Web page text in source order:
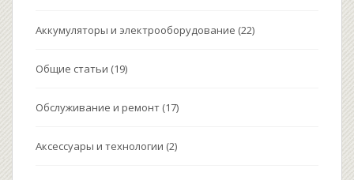
Аккумуляторы и электрооборудование (22)
Общие статьи (19)
Обслуживание и ремонт (17)
Аксессуары и технологии (2)